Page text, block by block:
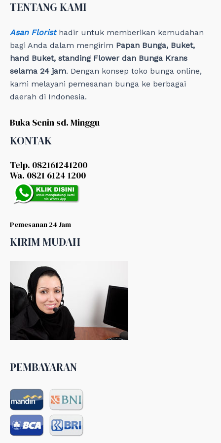
s
TENTANG KAMI
Asan Floristhadir untuk memberikan kemudahan
bagi Anda dalam mengirim Papan Bunga, Buket,
hand Buket, standing Flower dan Bunga Krans
selama 24 jam. Dengan konsep toko bunga online,
kami melayani pemesanan bunga ke berbagai
daerah di Indonesia.
Buka Senin sd. Minggu
KONTAK
Telp. 082161241200
Wa. 0821 6124 1200
Pemesanan 24 Jam
KIRIM MUDAH
PEMBAYARAN